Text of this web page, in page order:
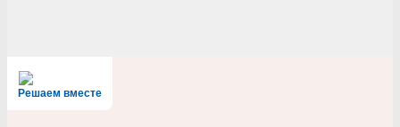
Решаем вместе